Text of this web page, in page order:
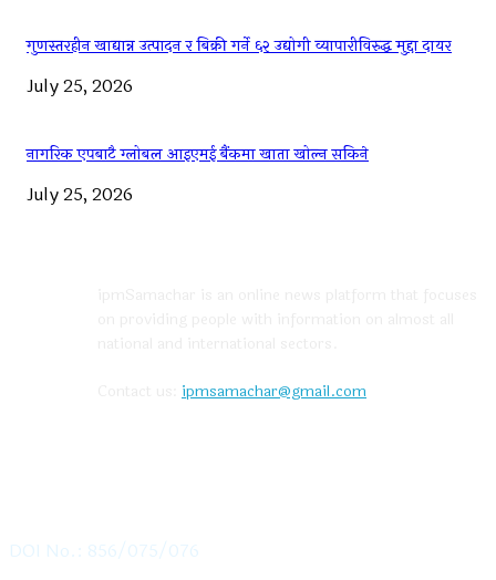
गुणस्तरहीन खाद्यान्न उत्पादन र बिक्री गर्ने ६२ उद्योगी व्यापारीविरुद्ध मुद्दा दायर
July 25, 2026
नागरिक एपबाटै ग्लोबल आइएमई बैंकमा खाता खोल्न सकिने
July 25, 2026
ipmsamachar@gmail.com
DOI No.: 856/075/076